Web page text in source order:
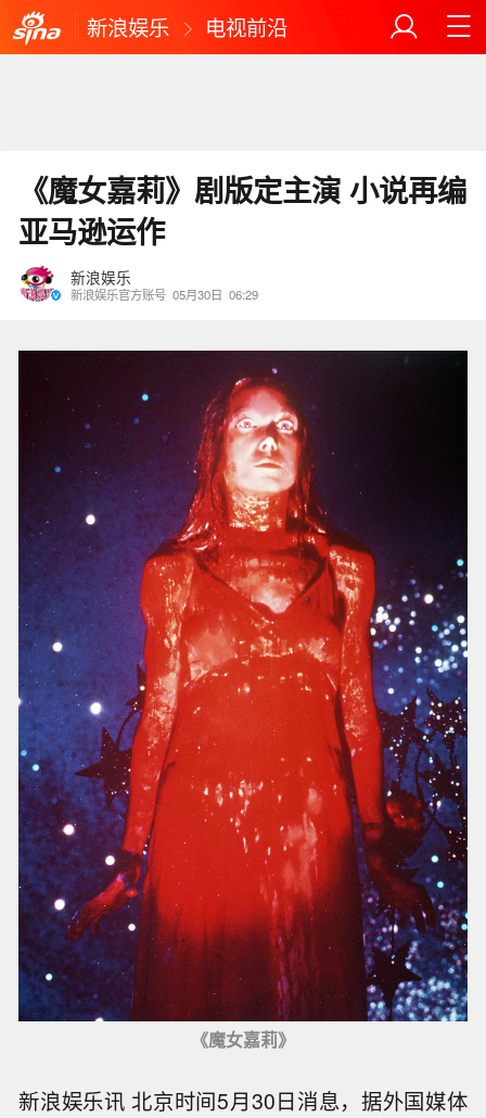
新浪娱乐 电视前沿
《魔女嘉莉》剧版定主演 小说再编
亚马逊运作
新浪娱乐
新浪娱乐官方账号 05月30日 06:29
《魔女嘉莉》
新浪娱乐讯 北京时间5月30日消息，据外国媒体